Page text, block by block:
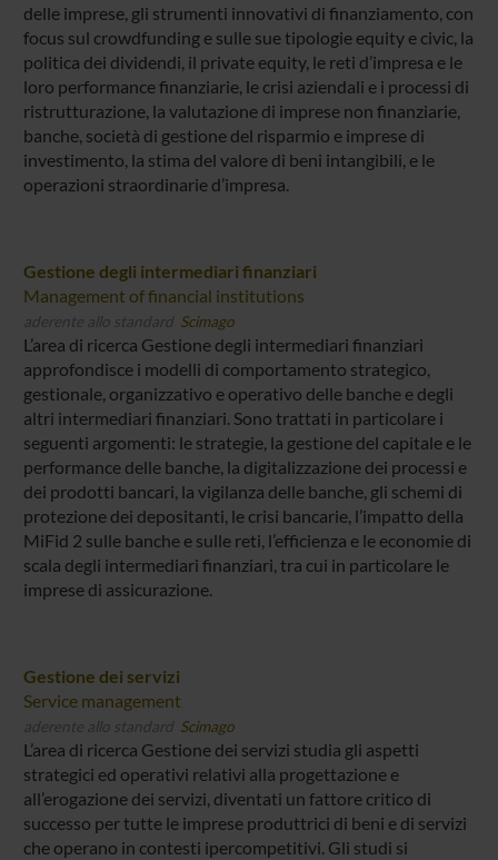
delle imprese, gli strumenti innovativi di finanziamento, con
focus sul crowdfunding e sulle sue tipologie equity e civic, la
politica dei dividendi, il private equity, le reti d’impresa e le
loro performance finanziarie, le crisi aziendali e i processi di
ristrutturazione, la valutazione di imprese non finanziarie,
banche, società di gestione del risparmio e imprese di
investimento, la stima del valore di beni intangibili, e le
operazioni straordinarie d’impresa.
Gestione degli intermediari finanziari
Management of financial institutions
aderente allo standard Scimago
L’area di ricerca Gestione degli intermediari finanziari
approfondisce i modelli di comportamento strategico,
gestionale, organizzativo e operativo delle banche e degli
altri intermediari finanziari. Sono trattati in particolare i
seguenti argomenti: le strategie, la gestione del capitale e le
performance delle banche, la digitalizzazione dei processi e
dei prodotti bancari, la vigilanza delle banche, gli schemi di
protezione dei depositanti, le crisi bancarie, l’impatto della
MiFid 2 sulle banche e sulle reti, l’efficienza e le economie di
scala degli intermediari finanziari, tra cui in particolare le
imprese di assicurazione.
Gestione dei servizi
Service management
aderente allo standard Scimago
L’area di ricerca Gestione dei servizi studia gli aspetti
strategici ed operativi relativi alla progettazione e
all’erogazione dei servizi, diventati un fattore critico di
successo per tutte le imprese produttrici di beni e di servizi
che operano in contesti ipercompetitivi. Gli studi si